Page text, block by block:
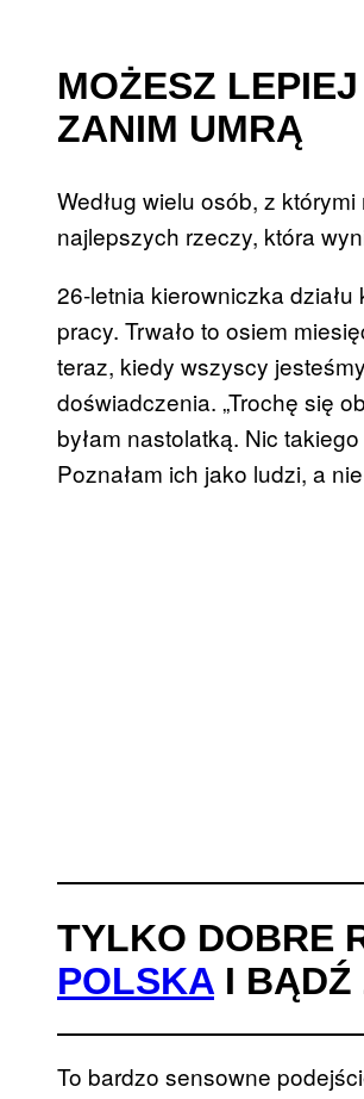
MOŻESZ
ZANIM UMRĄ
Według wielu osób, z
najlepszych rzeczy, która
26-letnia kierowniczka
pracy. Trwało to osiem
teraz, kiedy wszyscy
doświadczenia. „Trochę się
byłam nastolatką. Nic
Poznałam ich jako ludzi, a
TYLKO DOBRE
POLSKA I BĄDŹ
To bardzo sensowne